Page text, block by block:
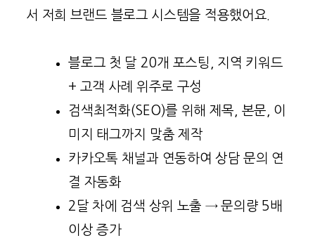
서 저희 브랜드 블로그 시스템을 적용했어요.
블로그 첫 달 20개 포스팅, 지역 키워드
+ 고객 사례 위주로 구성
검색최적화(SEO)를 위해 제목, 본문, 이
미지 태그까지 맞춤 제작
카카오톡 채널과 연동하여 상담 문의 연
결 자동화
2달 차에 검색 상위 노출 → 문의량 5배
이상 증가